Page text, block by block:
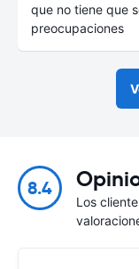
que no tiene que
preocupaciones
8.4
Los